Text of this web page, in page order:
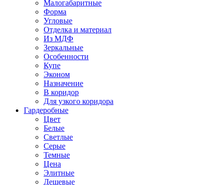
Малогабаритные
Форма
Угловые
Отделка и материал
Из МДФ
Зеркальные
Особенности
Купе
Эконом
Назначение
В коридор
Для узкого коридора
Гардеробные
Цвет
Белые
Светлые
Серые
Темные
Цена
Элитные
Дешевые